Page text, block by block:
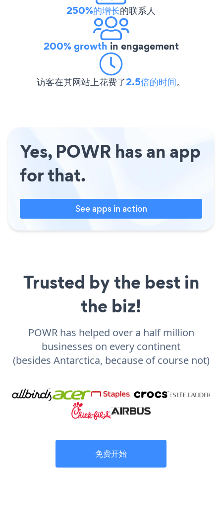
250%的增长的联系人
200% growth in engagement
访客在其网站上花费了2.5倍的时间。
Yes, POWR has an app
for that.
See apps in action
Trusted by the best in
the biz!
POWR has helped over a half million
businesses on every continent
(besides Antarctica, because of course not)
免费开始